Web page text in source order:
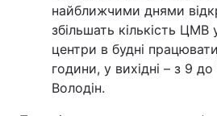
найближчими днями
збільшать кількість ЦМВ
центри в будні
години, у вихідні – з 9
Володін.